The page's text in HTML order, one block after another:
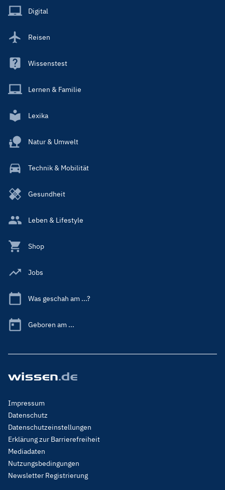
Main
Digital
Reisen
Wissenstest
Lernen & Familie
Lexika
Natur & Umwelt
Technik & Mobilität
Gesundheit
Leben & Lifestyle
Shop
Jobs
Was geschah am ...?
Geboren am ...
Footer
Menu
Legal
Impressum
Datenschutz
Datenschutzeinstellungen
Erklärung zur Barrierefreiheit
Mediadaten
Nutzungsbedingungen
Newsletter Registrierung